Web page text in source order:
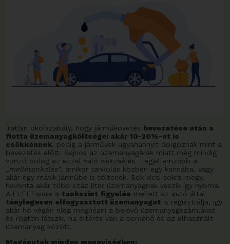
Íratlan ökölszabály, hogy járműkövetés bevezetése után a
flotta üzemanyagköltségei akár 10-20%-ot is
csökkennek , pedig a járművek ugyanannyit dolgoznak mint a
bevezetés előtt. Sajnos az üzemanyagárak miatt még mindig
vonzó dolog az ezzel való visszaélés. Legjellemzőbb a
„mellétankolás”, amikor tankolás közben egy kannába, vagy
akár egy másik járműbe is töltenek. Sok kicsi sokra megy,
havonta akár több száz liter üzemanyagnak veszik így nyoma.
A FLEETware a tankszint figyelés mellett az autó által
ténylegesen elfogyasztott üzemanyagot is regisztrálja, így
akár hó végén elég megnézni a bejövő üzemanyagszámlákat
és rögtön látszik, ha eltérés van a bemenő és az elhasznált
üzemanyag között.
Magánutak minden mennyiségben: